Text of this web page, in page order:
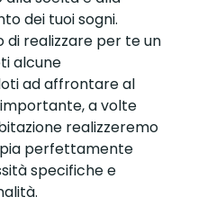
dei tuoi sogni.
di realizzare per te un
alcune
ad affrontare al
a volte
realizzeremo
perfettamente
specifiche e